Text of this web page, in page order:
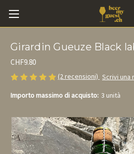
Girardin Gueuze Black
CHF9.80
(2 recensioni) Scrivi una
Importo massimo di acquisto: 3 unità